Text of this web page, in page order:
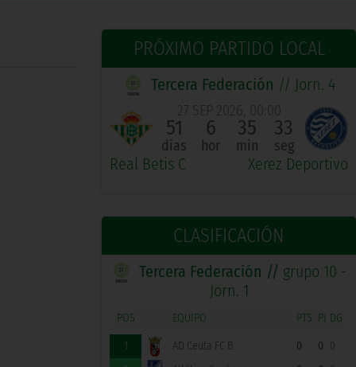
PRÓXIMO PARTIDO LOCAL
Tercera Federación // Jorn. 4
Real Betis C
27 SEP 2026, 00:00
51
días
6
hor
35
min
32
seg
Xerez Deportivo
CLASIFICACIÓN
Tercera Federación // grupo 10 -
Jorn. 1
POS EQUIPO PTS PJ DG
1 AD Ceuta FC B 0 0 0